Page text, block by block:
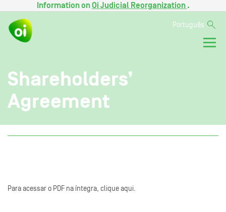
Information onOi Judicial Reorganization .
Português
Shareholders’
Agreement
Para acessar o PDF na íntegra, clique aqui.